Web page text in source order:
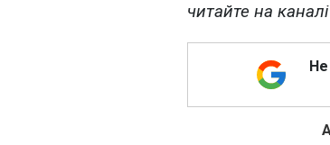
читайте на каналі
Не